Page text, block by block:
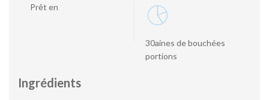
Prêt en
30aines de bouchées
portions
Ingrédients